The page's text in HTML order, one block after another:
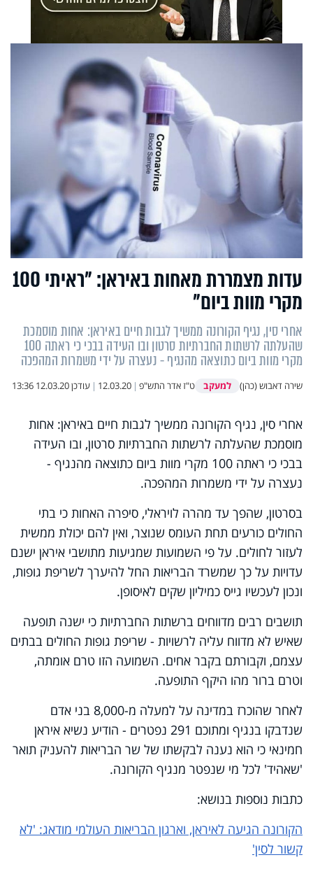
עדות מצמררת מאחות באיראן: "ראיתי 100
מקרי מוות ביום"
אחרי סין, נגיף הקורונה ממשיך לגבות חיים באיראן: אחות מוסמכת
שהעלתה לרשתות החברתיות סרטון ובו העידה בבכי כי ראתה 100
מקרי מוות ביום כתוצאה מהנגיף - נעצרה על ידי משמרות המהפכה
שירה דאבוש (כהן) למעקב ט"ז אדר התש"פ |
12.03.20
| עודכן12.03.20 13:36
אחרי סין, נגיף הקורונה ממשיך לגבות חיים באיראן: אחות
מוסמכת שהעלתה לרשתות החברתיות סרטון, ובו העידה
בבכי כי ראתה 100 מקרי מוות ביום כתוצאה מהנגיף -
נעצרה על ידי משמרות המהפכה.
בסרטון, שהפך עד מהרה לויראלי, סיפרה האחות כי בתי
החולים כורעים תחת העומס שנוצר, ואין להם יכולת ממשית
לעזור לחולים. על פי השמועות שמגיעות מתושבי איראן ישנם
עדויות על כך שמשרד הבריאות החל להיערך לשריפת גופות,
ונכון לעכשיו גייס כמיליון שקים לאיסופן.
תושבים רבים מדווחים ברשתות החברתיות כי ישנה תופעה
שאיש לא מדווח עליה לרשויות - שריפת גופות החולים בבתים
עצמם, וקבורתם בקבר אחים. השמועה הזו טרם אומתה,
וטרם ברור מהו היקף התופעה.
לאחר שהוכרז במדינה על למעלה מ-8,000 בני אדם
שנדבקו בנגיף ומתוכם 291 נפטרים - הודיע נשיא איראן
חמינאי כי הוא נענה לבקשתו של שר הבריאות להעניק תואר
'שאהיד' לכל מי שנפטר מנגיף הקורונה.
כתבות נוספות בנושא:
הקורונה הגיעה לאיראן, וארגון הבריאות העולמי מודאג: 'לא
קשור לסין'